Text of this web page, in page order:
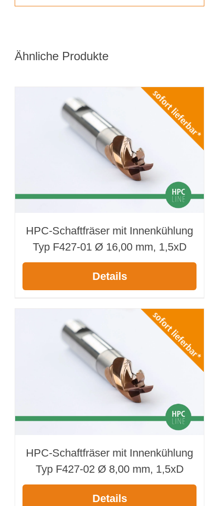
Ähnliche Produkte
HPC-Schaftfräser mit Innenkühlung
Typ F427-01 Ø 16,00 mm, 1,5xD
Details
HPC-Schaftfräser mit Innenkühlung
Typ F427-02 Ø 8,00 mm, 1,5xD
Details